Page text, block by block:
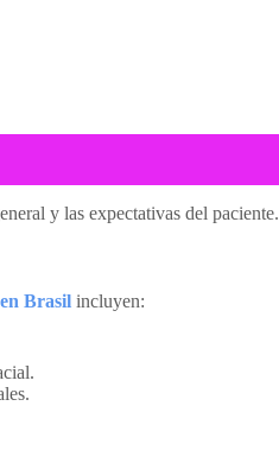
y las expectativas del paciente.
Brasil incluyen: